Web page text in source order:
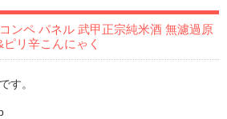
ンペ パネル 武甲正宗純米酒 無濾過原
リ辛こんにゃく
す。